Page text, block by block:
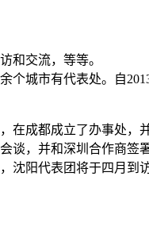
和交流，等等。
城市有代表处。自
成都成立了办事处
，并和深圳合作商
阳代表团将于四月到